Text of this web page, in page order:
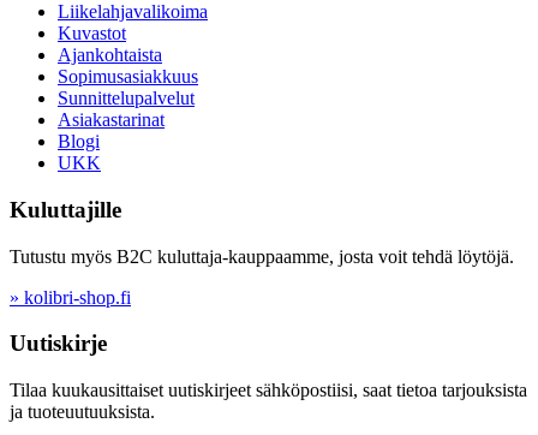
Liikelahjavalikoima
Kuvastot
Ajankohtaista
Sopimusasiakkuus
Sunnittelupalvelut
Asiakastarinat
Blogi
UKK
Kuluttajille
Tutustu myös B2C kuluttaja-kauppaamme, josta voit tehdä löytöjä.
» kolibri-shop.fi
Uutiskirje
Tilaa kuukausittaiset uutiskirjeet sähköpostiisi, saat tietoa tarjouksista
ja tuoteuutuuksista.